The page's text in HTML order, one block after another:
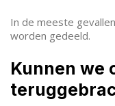
In de meeste
worden gedeeld.
Kunnen we